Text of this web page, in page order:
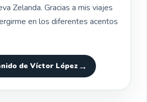
Zelanda. Gracias a mis viajes
en los diferentes acentos
de Víctor López